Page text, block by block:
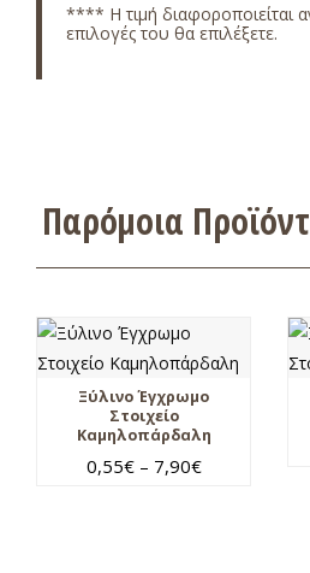
**** Η τιμή διαφοροποιείται
επιλογές του θα επιλέξετε.
Παρόμοια
Ξύλινο Έγχρωμο
Στοιχείο
Καμηλοπάρδαλη
0,55€ – 7,90€